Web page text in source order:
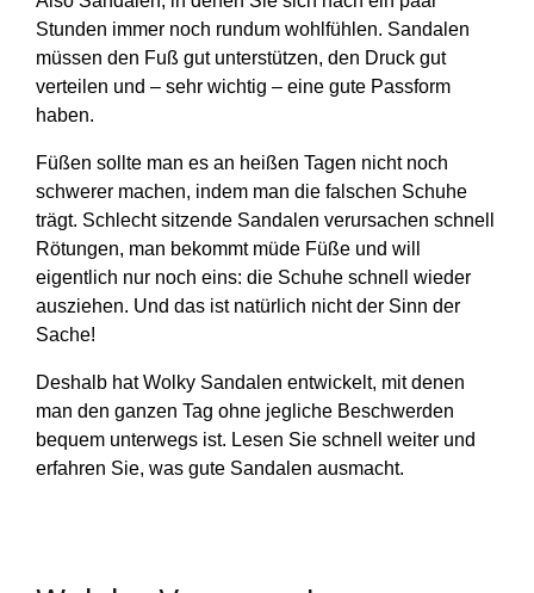
Stunden immer noch rundum wohlfühlen. Sandalen
müssen den Fuß gut unterstützen, den Druck gut
verteilen und – sehr wichtig – eine gute Passform
haben.
Füßen sollte man es an heißen Tagen nicht noch
schwerer machen, indem man die falschen Schuhe
trägt. Schlecht sitzende Sandalen verursachen schnell
Rötungen, man bekommt müde Füße und will
eigentlich nur noch eins: die Schuhe schnell wieder
ausziehen. Und das ist natürlich nicht der Sinn der
Sache!
Deshalb hat Wolky Sandalen entwickelt, mit denen
man den ganzen Tag ohne jegliche Beschwerden
bequem unterwegs ist. Lesen Sie schnell weiter und
erfahren Sie, was gute Sandalen ausmacht.